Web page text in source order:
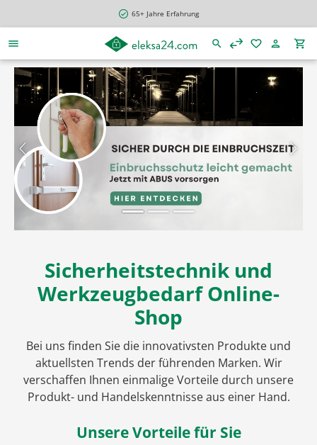
65+ Jahre Erfahrung
Slider überspringen
Sicherheitstechnik und
Werkzeugbedarf Online-
Shop
Bei uns finden Sie die innovativsten Produkte und
aktuellsten Trends der führenden Marken. Wir
verschaffen Ihnen einmalige Vorteile durch unsere
Produkt- und Handelskenntnisse aus einer Hand.
Unsere Vorteile für Sie